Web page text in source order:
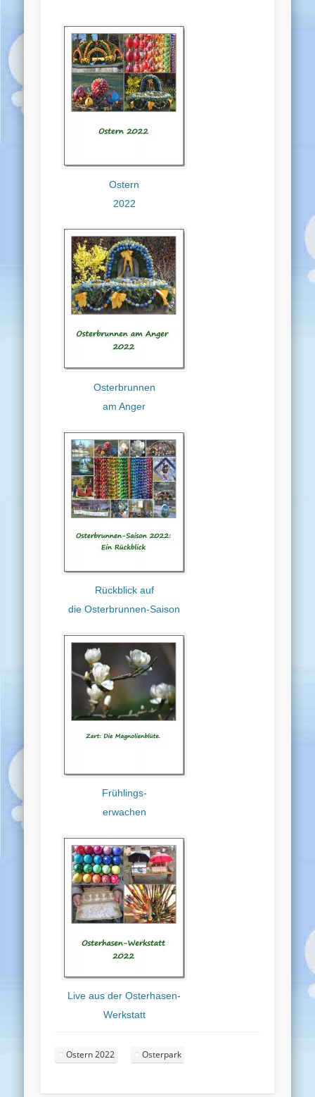
Ostern
2022
Osterbrunnen
am Anger
Rückblick auf
die Osterbrunnen-Saison
Frühlings-
erwachen
Live aus der Osterhasen-
Werkstatt
Ostern 2022 Osterpark